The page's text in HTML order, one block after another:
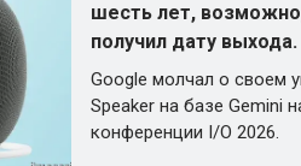
шесть лет,
получил дату выхода.
Google молчал о своем
Speaker на базе Gemini
конференции I/O 2026.